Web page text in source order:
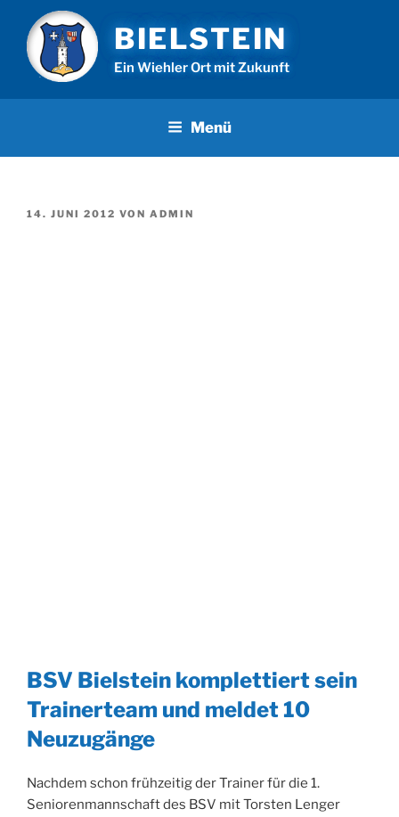
Inhalt
springen
BIELSTEIN
Ein Wiehler Ort mit Zukunft
Menü
VERÖFFENTLICHT
14. JUNI 2012 VON ADMIN
BSV Bielstein komplettiert sein
Trainerteam und meldet 10
Neuzugänge
Nachdem schon frühzeitig der Trainer für die 1.
Seniorenmannschaft des BSV mit Torsten Lenger